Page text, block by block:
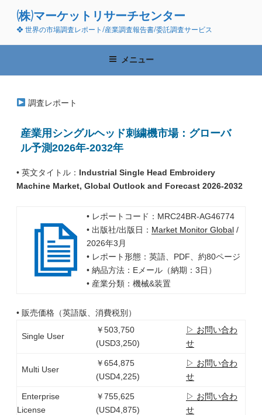
ン
(株)マーケットリサーチセンター
❖ 世界の市場調査レポート/産業調査報告書/委託調査サービス
メニュー
調査レポート
産業用シングルヘッド刺繍機市場：グローバ
ル予測2026年-2032年
• 英文タイトル： Industrial Single Head Embroidery
Machine Market, Global Outlook and Forecast 2026-2032
• レポートコード：MRC24BR-AG46774
• 出版社/出版日： Market Monitor Global/
2026年3月
• レポート形態：英語、PDF、約80ページ
• 納品方法：Eメール（納期：3日）
• 産業分類：機械&装置
• 販売価格（英語版、消費税別）
Single User
￥503,750
(USD3,250)
▷ お問い合わ
せ
Multi User
￥654,875
(USD4,225)
▷ お問い合わ
せ
Enterprise
License
￥755,625
(USD4,875)
▷ お問い合わ
せ